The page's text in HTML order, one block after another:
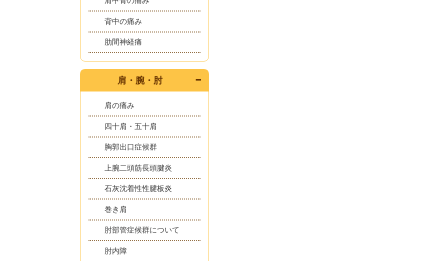
背中の痛み
肋間神経痛
肩・腕・肘
肩の痛み
四十肩・五十肩
胸郭出口症候群
上腕二頭筋長頭腱炎
石灰沈着性性腱板炎
巻き肩
肘部管症候群について
肘内障